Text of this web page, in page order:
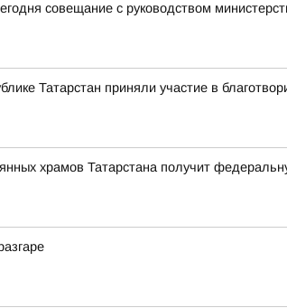
совещание с руководством
Татарстан приняли участие в
храмов Татарстана получит